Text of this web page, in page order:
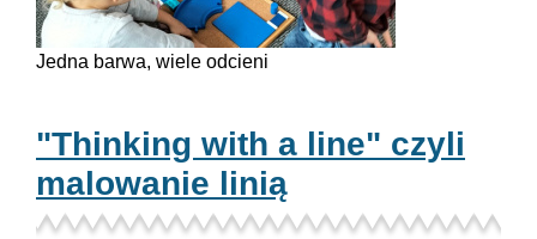
Jedna barwa, wiele odcieni
"Thinking with a line" czyli
malowanie linią